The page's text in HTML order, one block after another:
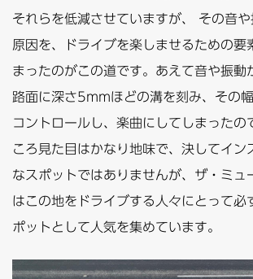
それらを低減させていますが、 その音
原因を、ドライブを楽しませるための要
まったのがこの道です。あえて音や振動
路面に深さ5mmほどの溝を刻み、その
コントロールし、楽曲にしてしまったの
ころ見た目はかなり地味で、決してイン
なスポットではありませんが、ザ・ミュ
はこの地をドライブする人々にとって必
ポットとして人気を集めています。